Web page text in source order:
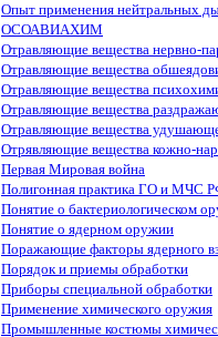
Опыт применения нейтральных
ОСОАВИАХИМ
Отравляющие вещества нервно-
Отравляющие вещества
Отравляющие вещества
Отравляющие вещества
Отравляющие вещества
Отрявляющие вещества кожно-
Первая Мировая война
Полигонная практика ГО и МЧС
Понятие о бактериологическом
Понятие о ядерном оружии
Поражающие факторы ядерного
Порядок и приемы обработки
Приборы специальной обработки
Применение химического оружия
Промышленные костюмы